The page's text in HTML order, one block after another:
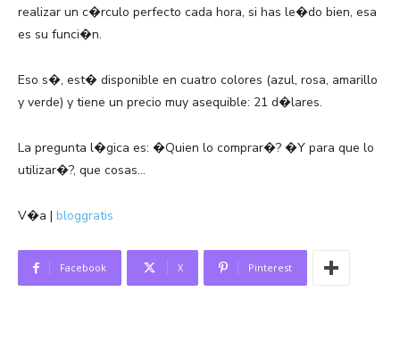
realizar un c�rculo perfecto cada hora, si has le�do bien, esa
es su funci�n.
Eso s�, est� disponible en cuatro colores (azul, rosa, amarillo
y verde) y tiene un precio muy asequible: 21 d�lares.
La pregunta l�gica es: �Quien lo comprar�? �Y para que lo
utilizar�?, que cosas…
V�a | bloggratis
Facebook X Pinterest